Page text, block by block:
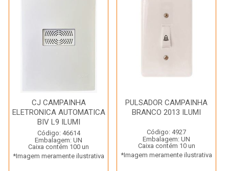
CJ CAMPAINHA
ELETRONICA AUTOMATICA
BIV L9 ILUMI
Código: 46614
Embalagem: UN
Caixa contém 100 un
*Imagem meramente ilustrativa
PULSADOR CAMPAINHA
BRANCO 2013 ILUMI
Código: 4927
Embalagem: UN
Caixa contém 10 un
*Imagem meramente ilustrativa